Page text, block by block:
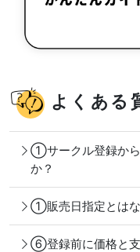
よくある
①サークル登録から
か？
①販売日指定とはな
⑥登録前に価格と支